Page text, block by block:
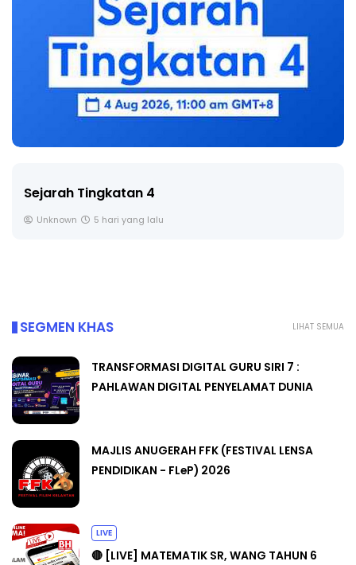
LIVE
🔴 [LIVE] PRINSIP PERAKAUNAN, BEDAH TUNTAS
LIHAT SEMUA
SEGMEN KHAS
TRANSFORMASI DIGITAL GURU SIRI 7 :
PAHLAWAN DIGITAL PENYELAMAT DUNIA
MAJLIS ANUGERAH FFK (FESTIVAL LENSA
PENDIDIKAN - FLeP) 2026
LIVE
🔴 [LIVE] MATEMATIK SR, WANG TAHUN 6